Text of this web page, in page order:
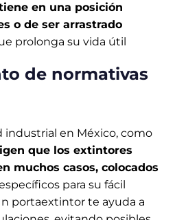
en una posición
o de ser arrastrado
prolonga su vida útil
de normativas
industrial en México, como
que los extintores
muchos casos, colocados
para su fácil
portaextintor te ayuda a